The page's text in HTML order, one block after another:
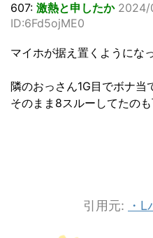
607: 激熱と申したか 2024/
ID:6Fd5ojME0
マイホが据え置くようにな
隣のおっさん1G目でボナ当
そのまま8スルーしてたの
引用元: ・